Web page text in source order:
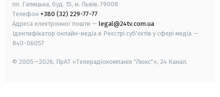
пл. Галицька, буд. 15, м. Львів, 79008
Телефон +380 (32) 229-77-77
Адреса електронної пошти — legal@24tv.com.ua
Ідентифікатор онлайн-медіа в Реєстрі суб'єктів у сфері медіа —
R40-06057
© 2005—2026, ПрАТ «Телерадіокомпанія "Люкс"», 24 Канал.